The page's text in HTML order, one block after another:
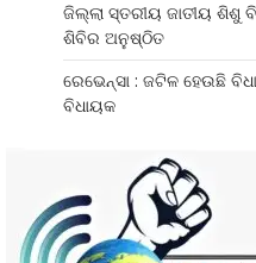
ଜିଲ୍ଲା ସ୍ତରୀୟ ଜାତୀୟ ଶିଶୁ
ଶିବିର ଅନୁଷ୍ଠିତ
ରେଭେନ୍ସା : ଜଟିଳ ହେଉଛି
ବିଧାୟକ